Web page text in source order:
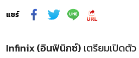
แชร์
Infinix (อินฟินิกซ์) เตรียมเปิดตัว